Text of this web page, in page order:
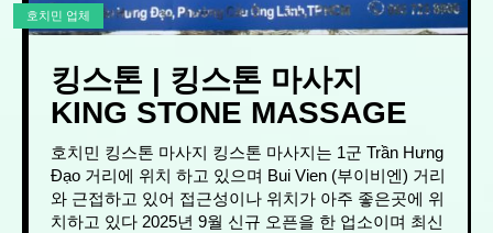
호치민 업체
킹스톤 | 킹스톤 마사지
KING STONE MASSAGE
호치민 킹스톤 마사지 킹스톤 마사지는 1군 Trần Hưng
Đạo 거리에 위치 하고 있으며 Bui Vien (부이비엔) 거리
와 근접하고 있어 접근성이나 위치가 아주 좋은곳에 위
치하고 있다 2025년 9월 신규 오픈을 한 업소이며 최신